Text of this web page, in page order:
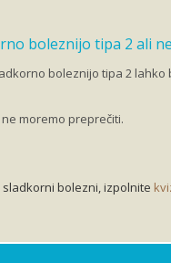
boleznijo tipa 2 ali
boleznijo tipa 2
moremo preprečiti.
bolezni, izpolnite